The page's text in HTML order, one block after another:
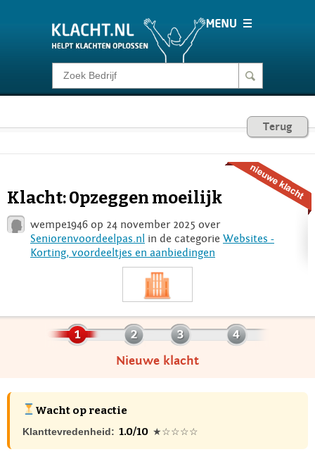
Klacht melden
Consumentenrecht
Login
Terug
Klacht: 0pzeggen moeilijk
wempe1946 op 24 november 2025 over
Seniorenvoordeelpas.nl in de categorie Websites -
Korting, voordeeltjes en aanbiedingen
Nieuwe klacht
Wacht op reactie
Klanttevredenheid: 1.0/10 ★☆☆☆☆